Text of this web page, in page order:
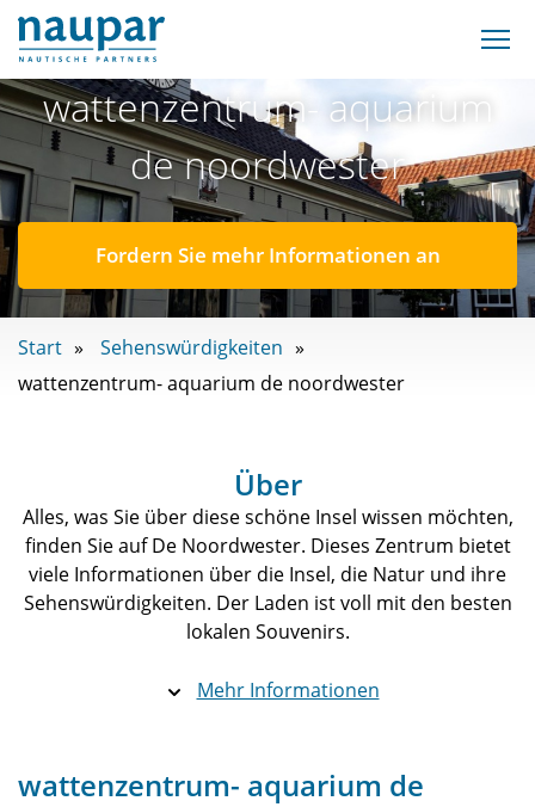
wattenzentrum- aquarium
de noordwester
Fordern Sie mehr Informationen an
Start
Sehenswürdigkeiten
wattenzentrum- aquarium de noordwester
Über
Alles, was Sie über diese schöne Insel wissen möchten,
finden Sie auf De Noordwester. Dieses Zentrum bietet
viele Informationen über die Insel, die Natur und ihre
Sehenswürdigkeiten. Der Laden ist voll mit den besten
lokalen Souvenirs.
Mehr Informationen
wattenzentrum- aquarium de